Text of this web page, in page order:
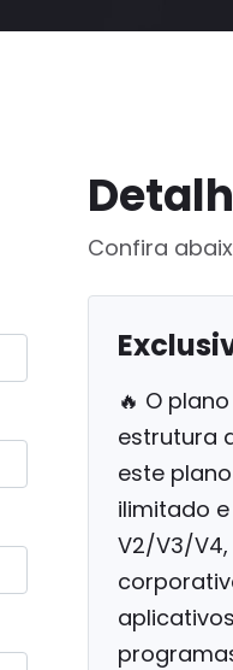
Confira
🔥 O
estrutura
este
ilimitado
V2/V3/V4,